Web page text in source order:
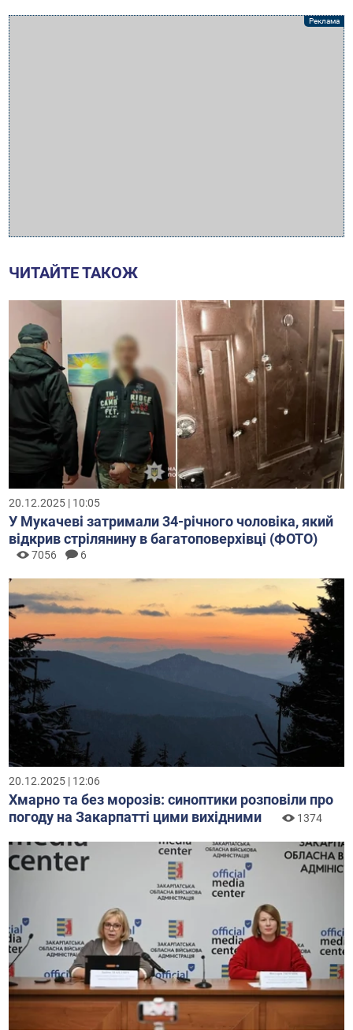
ЧИТАЙТЕ ТАКОЖ
20.12.2025 | 10:05
У Мукачеві затримали 34-річного чоловіка, який
відкрив стрілянину в багатоповерхівці (ФОТО)
7056 6
20.12.2025 | 12:06
Хмарно та без морозів: синоптики розповіли про
погоду на Закарпатті цими вихідними
1374